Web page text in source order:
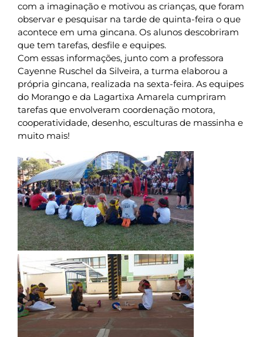
com a imaginação e motivou as crianças, que foram
observar e pesquisar na tarde de quinta-feira o que
acontece em uma gincana. Os alunos descobriram
que tem tarefas, desfile e equipes.
Com essas informações, junto com a professora
Cayenne Ruschel da Silveira, a turma elaborou a
própria gincana, realizada na sexta-feira. As equipes
do Morango e da Lagartixa Amarela cumpriram
tarefas que envolveram coordenação motora,
cooperatividade, desenho, esculturas de massinha e
muito mais!